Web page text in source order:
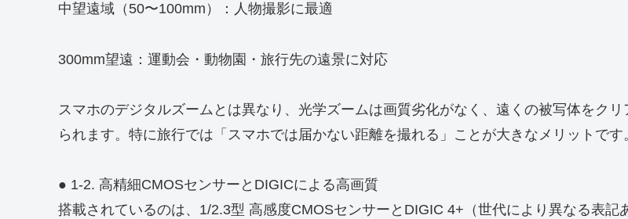
中望遠域（50〜100mm）：人物撮影に最適
300mm望遠：運動会・動物園・旅行先の遠景に対応
スマホのデジタルズームとは異なり、光学ズームは画質劣化がなく、遠くの被写体をクリ
られます。特に旅行では「スマホでは届かない距離を撮れる」ことが大きなメリットです
● 1-2. 高精細CMOSセンサーとDIGICによる高画質
搭載されているのは、1/2.3型 高感度CMOSセンサーとDIGIC 4+（世代により異なる表記